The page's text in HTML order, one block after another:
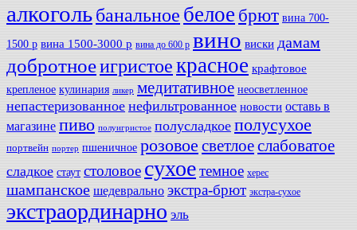
алкогольбанальное белое брют вина 700-
1500 р вина 1500-3000 р вина до 600 р вино виски дамам
добротноеигристоекрасное крафтовое
крепленое кулинария ликер медитативное неосветленное
непастеризованное нефильтрованное новости оставь в
магазине пиво полуигристое полусладкое полусухое
портвейн портер пшеничное розовое светлоеслабоватое
сладкое стаут столовое сухоетемное херес
шампанское шедеврально экстра-брют экстра-сухое
экстраординарно эль